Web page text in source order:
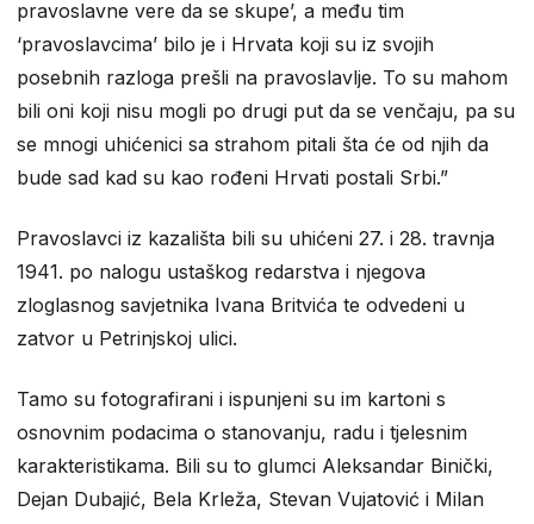
pravoslavne vere da se skupe’, a među tim
‘pravoslavcima’ bilo je i Hrvata koji su iz svojih
posebnih razloga prešli na pravoslavlje. To su mahom
bili oni koji nisu mogli po drugi put da se venčaju, pa su
se mnogi uhićenici sa strahom pitali šta će od njih da
bude sad kad su kao rođeni Hrvati postali Srbi.”
Pravoslavci iz kazališta bili su uhićeni 27. i 28. travnja
1941. po nalogu ustaškog redarstva i njegova
zloglasnog savjetnika Ivana Britvića te odvedeni u
zatvor u Petrinjskoj ulici.
Tamo su fotografirani i ispunjeni su im kartoni s
osnovnim podacima o stanovanju, radu i tjelesnim
karakteristikama. Bili su to glumci Aleksandar Binički,
Dejan Dubajić, Bela Krleža, Stevan Vujatović i Milan